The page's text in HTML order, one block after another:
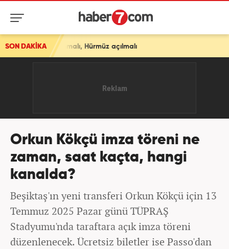
SON DAKİKAHürmüz açılmalı
Orkun Kökçü imza töreni ne
zaman, saat kaçta, hangi
kanalda?
Beşiktaş'ın yeni transferi Orkun Kökçü için 13
Temmuz 2025 Pazar günü TÜPRAŞ
Stadyumu'nda taraftara açık imza töreni
düzenlenecek. Ücretsiz biletler ise Passo'dan